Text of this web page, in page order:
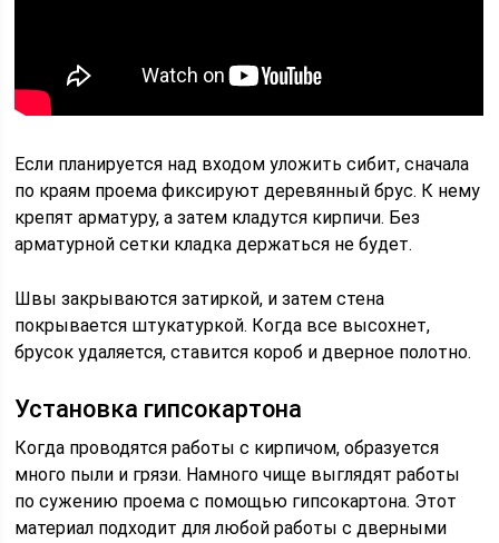
Если планируется над входом уложить сибит, сначала
по краям проема фиксируют деревянный брус. К нему
крепят арматуру, а затем кладутся кирпичи. Без
арматурной сетки кладка держаться не будет.
Швы закрываются затиркой, и затем стена
покрывается штукатуркой. Когда все высохнет,
брусок удаляется, ставится короб и дверное полотно.
Установка гипсокартона
Когда проводятся работы с кирпичом, образуется
много пыли и грязи. Намного чище выглядят работы
по сужению проема с помощью гипсокартона. Этот
материал подходит для любой работы с дверными